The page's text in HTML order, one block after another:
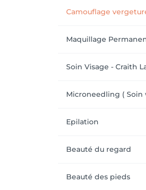
Camouflage
Maquillage
Soin Visage - Craith
Microneedling ( Soin
Epilation
Beauté du regard
Beauté des pieds